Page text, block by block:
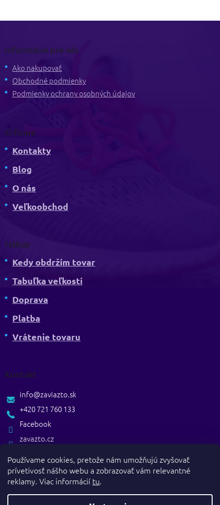
Používame cookies, pretože nám umožňujú zvyšovať
prívetivosť nášho webu a zobrazovať vám relevantné
reklamy. Viac informácií tu.
Informácie pre vás
Ako nakupovať
Obchodné podmienky
Podmienky ochrany osobných údajov
O firme
Kontakty
Blog
O nás
Veľkoobchod
Nákup
Kedy obdržím tovar
Tabuľka veľkostí
Doprava
Platba
Vrátenie tovaru
Kontakt
zavazto.cz
info@zaviazto.sk
+420 721 760 133
Facebook